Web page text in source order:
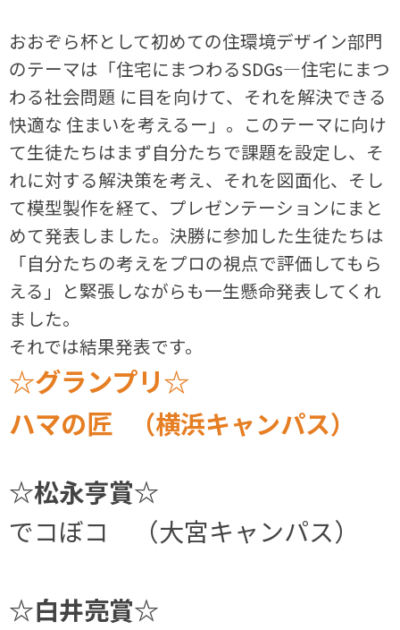
おおぞら杯として初めての住環境デザイン部門
のテーマは「住宅にまつわるSDGs―住宅にまつ
わる社会問題 に目を向けて、それを解決できる
快適な 住まいを考えるー」。このテーマに向け
て生徒たちはまず自分たちで課題を設定し、そ
れに対する解決策を考え、それを図面化、そし
て模型製作を経て、プレゼンテーションにまと
めて発表しました。決勝に参加した生徒たちは
「自分たちの考えをプロの視点で評価してもら
える」と緊張しながらも一生懸命発表してくれ
ました。
それでは結果発表です。
☆グランプリ☆
ハマの匠
（横浜キャンパス）
☆松永亨賞☆
でコぼコ （大宮キャンパス）
☆白井亮賞☆